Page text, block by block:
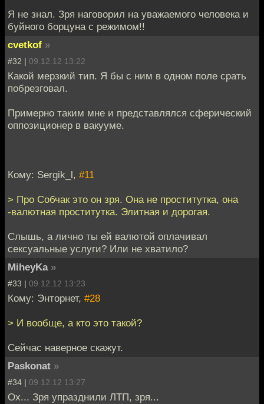
Я не знал. Зря наговорил на уважаемого человека и
буйного борцуна с режимом!!
cvetkof »
#32 | 09.12.12 13:22
Какой мерзкий тип. Я бы с ним в одном поле срать
побрезговал.
Примерно таким мне и представлялся сферический
оппозиционер в вакууме.
Кому: Sergik_l, #11
> Про Собчак это он зря. Она не проститутка, она
-валютная проститутка. Элитная и дорогая.
Слышь, а лично ты ей валютой оплачивал
сексуальные услуги? Или не хватило?
MiheyKa »
#33 | 09.12.12 13:23
Кому: Энторнет, #28
> И вообще, а кто это такой?
Сейчас наверное скажут.
Paskonat »
#34 | 09.12.12 13:27
Ох... Зря упразднили ЛТП, зря...